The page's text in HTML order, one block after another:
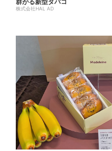
株式会社HAL AD